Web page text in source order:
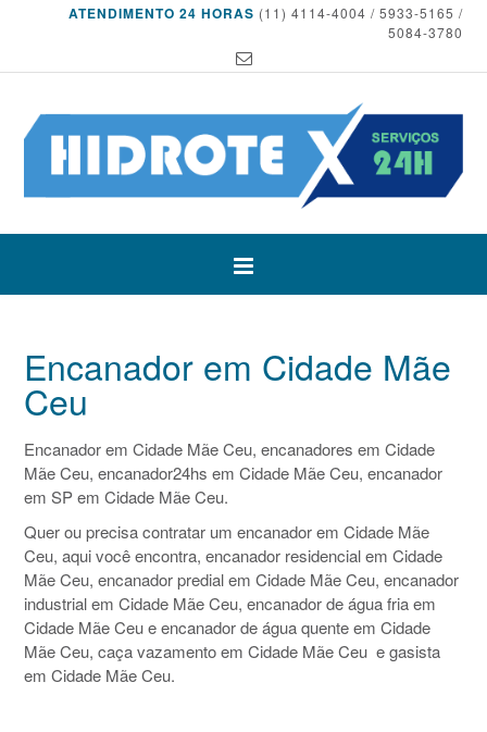
ATENDIMENTO 24 HORAS (11) 4114-4004 / 5933-5165 /
5084-3780
Encanador em Cidade Mãe
Ceu
Encanador em Cidade Mãe Ceu, encanadores em Cidade
Mãe Ceu, encanador24hs em Cidade Mãe Ceu, encanador
em SP em Cidade Mãe Ceu.
Quer ou precisa contratar um encanador em Cidade Mãe
Ceu, aqui você encontra, encanador residencial em Cidade
Mãe Ceu, encanador predial em Cidade Mãe Ceu, encanador
industrial em Cidade Mãe Ceu, encanador de água fria em
Cidade Mãe Ceu e encanador de água quente em Cidade
Mãe Ceu, caça vazamento em Cidade Mãe Ceu e gasista
em Cidade Mãe Ceu.